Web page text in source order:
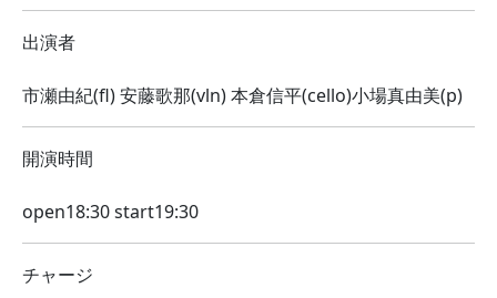
出演者
市瀬由紀(fl) 安藤歌那(vln) 本倉信平(cello)小場真由美(p)
開演時間
open18:30 start19:30
チャージ